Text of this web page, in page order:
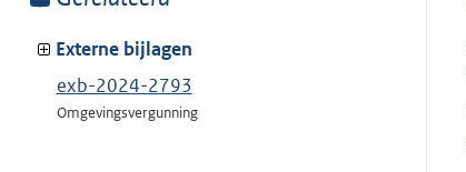
van:
Externe bijlagen
exb-2024-2793
Omgevingsvergunning